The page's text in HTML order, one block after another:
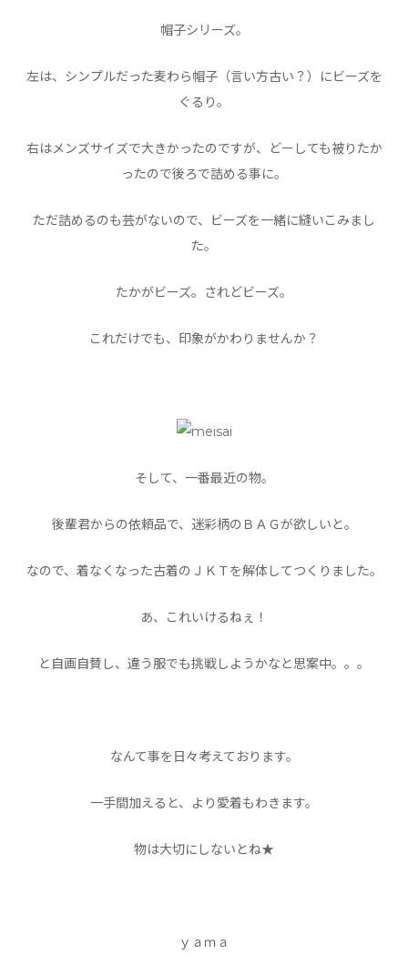
帽子シリーズ。
左は、シンプルだった麦わら帽子（言い方古い？）にビーズを
ぐるり。
右はメンズサイズで大きかったのですが、どーしても被りたか
ったので後ろで詰める事に。
ただ詰めるのも芸がないので、ビーズを一緒に縫いこみまし
た。
たかがビーズ。されどビーズ。
これだけでも、印象がかわりませんか？
そして、一番最近の物。
後輩君からの依頼品で、迷彩柄のＢＡＧが欲しいと。
なので、着なくなった古着のＪＫＴを解体してつくりました。
あ、これいけるねぇ！
と自画自賛し、違う服でも挑戦しようかなと思案中。。。
なんて事を日々考えております。
一手間加えると、より愛着もわきます。
物は大切にしないとね★
ｙａｍａ